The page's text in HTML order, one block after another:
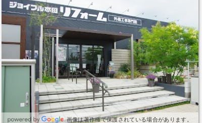
画像は著作権で保護されている場合があります。